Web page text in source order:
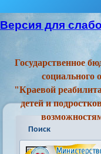
Версия для
Государственное
социального
"Краевой
детей и
Поиск